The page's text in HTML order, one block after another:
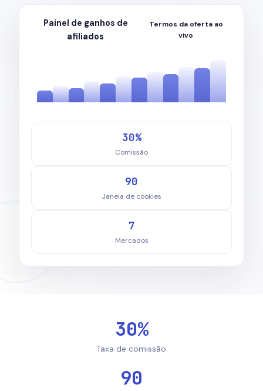
Painel de ganhos de
afiliados
Termos da oferta ao
vivo
30%
Comissão
90
Janela de cookies
7
Mercados
30%
Taxa de comissão
90